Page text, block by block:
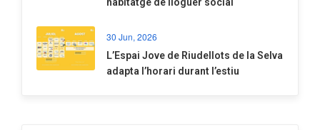
habitatge de lloguer social
30 Jun, 2026
​L’Espai Jove de Riudellots de la Selva
adapta l’horari durant l’estiu